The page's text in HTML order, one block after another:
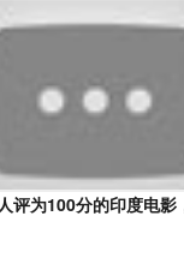
评为100分的印度电影